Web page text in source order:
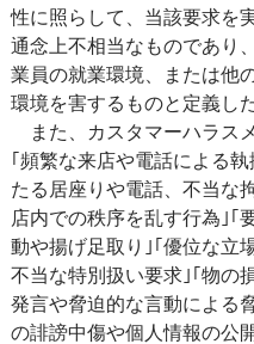
性に照らして、当該要求を
通念上不相当なものであり
業員の就業環境、または他
環境を害するものと定義した
また、カスタマーハラス
｢頻繁な来店や電話による
たる居座りや電話、不当な
店内での秩序を乱す行為｣｢
動や揚げ足取り｣｢優位な立
不当な特別扱い要求｣｢物の
発言や脅迫的な言動による
の誹謗中傷や個人情報の公